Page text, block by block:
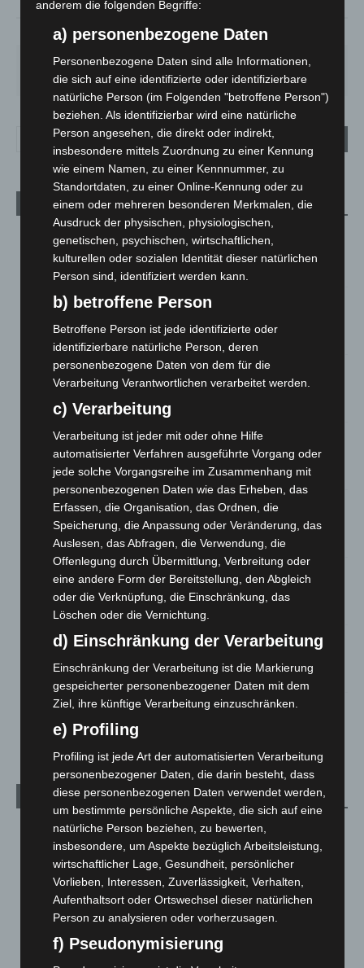
69% 1.8m/s 9%
SA.
27°
SO.
34°
MO.
28°
DI.
22°
MI.
26
Aktuelle Beiträge
Kunst trifft Weingenuss: Barbara-Susann Mehring zeigt ihre
Werke im Jacques’ Wein-Depot Isernhagen
8. August 2026
A2: Zweite Turbobaustelle startet zwischen Hannover-West
Niedersachsen: Feuerwehrkräfte kehren nach
Waldbrandeinsatz aus Spanien zurück
7. August 2026
Hannover: Erste Tigermücken-Population in Niedersachsen
entdeckt
7. August 2026
Brand im „Haus der Begegnung“ in Neuwarmbüchen schnell
eingedämmt
6. August 2026
Region Hannover: 21 neue Notfallsanitäter starten beim
5. August 2026
Mann läuft mit Hockeyschläger über A7 – Polizei sucht
5. August 2026
Celle: Mensch stirbt bei Bagger-Unfall auf Baustelle
5. August 2026
Kategorien
Blaulicht
Corona-News
712
Hannover und Region
Langenhagen und Ortsteile
3.252
Menschen
anderem die folgenden Begriffe:
a) personenbezogene Daten
Personenbezogene Daten sind alle Informationen,
die sich auf eine identifizierte oder identifizierbare
natürliche Person (im Folgenden "betroffene Person")
beziehen. Als identifizierbar wird eine natürliche
Person angesehen, die direkt oder indirekt,
insbesondere mittels Zuordnung zu einer Kennung
wie einem Namen, zu einer Kennnummer, zu
Standortdaten, zu einer Online-Kennung oder zu
einem oder mehreren besonderen Merkmalen, die
Ausdruck der physischen, physiologischen,
genetischen, psychischen, wirtschaftlichen,
kulturellen oder sozialen Identität dieser natürlichen
Person sind, identifiziert werden kann.
b) betroffene Person
Betroffene Person ist jede identifizierte oder
identifizierbare natürliche Person, deren
personenbezogene Daten von dem für die
Verarbeitung Verantwortlichen verarbeitet werden.
c) Verarbeitung
Verarbeitung ist jeder mit oder ohne Hilfe
automatisierter Verfahren ausgeführte Vorgang oder
jede solche Vorgangsreihe im Zusammenhang mit
personenbezogenen Daten wie das Erheben, das
Erfassen, die Organisation, das Ordnen, die
Speicherung, die Anpassung oder Veränderung, das
Auslesen, das Abfragen, die Verwendung, die
Offenlegung durch Übermittlung, Verbreitung oder
eine andere Form der Bereitstellung, den Abgleich
oder die Verknüpfung, die Einschränkung, das
Löschen oder die Vernichtung.
d) Einschränkung der Verarbeitung
Einschränkung der Verarbeitung ist die Markierung
gespeicherter personenbezogener Daten mit dem
Ziel, ihre künftige Verarbeitung einzuschränken.
e) Profiling
Profiling ist jede Art der automatisierten Verarbeitung
personenbezogener Daten, die darin besteht, dass
diese personenbezogenen Daten verwendet werden,
um bestimmte persönliche Aspekte, die sich auf eine
natürliche Person beziehen, zu bewerten,
insbesondere, um Aspekte bezüglich Arbeitsleistung,
wirtschaftlicher Lage, Gesundheit, persönlicher
Vorlieben, Interessen, Zuverlässigkeit, Verhalten,
Aufenthaltsort oder Ortswechsel dieser natürlichen
Person zu analysieren oder vorherzusagen.
f) Pseudonymisierung